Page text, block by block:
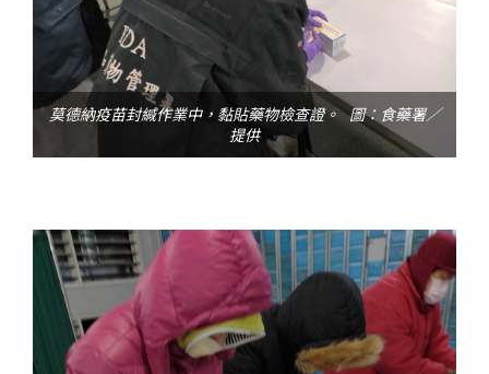
莫德納疫苗封緘作業中，黏貼藥物檢查證。 圖：食藥署／
提供